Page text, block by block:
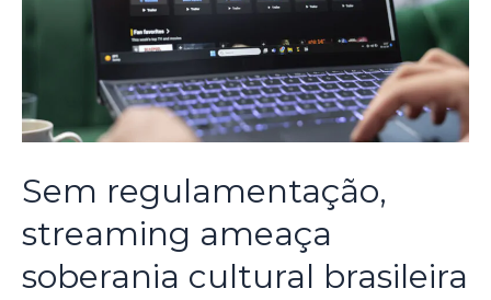
Sem regulamentação,
streaming ameaça
soberania cultural brasileira